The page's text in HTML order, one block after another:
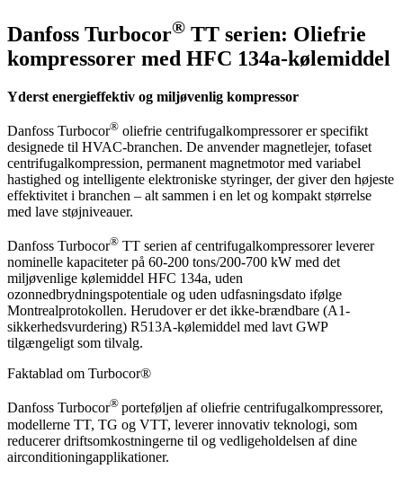
Danfoss Turbocor® TT serien: Oliefrie
kompressorer med HFC 134a-kølemiddel
Yderst energieffektiv og miljøvenlig kompressor
Danfoss Turbocor® oliefrie centrifugalkompressorer er specifikt
designede til HVAC-branchen. De anvender magnetlejer, tofaset
centrifugalkompression, permanent magnetmotor med variabel
hastighed og intelligente elektroniske styringer, der giver den højeste
effektivitet i branchen – alt sammen i en let og kompakt størrelse
med lave støjniveauer.
Danfoss Turbocor® TT serien af centrifugalkompressorer leverer
nominelle kapaciteter på 60-200 tons/200-700 kW med det
miljøvenlige kølemiddel HFC 134a, uden
ozonnedbrydningspotentiale og uden udfasningsdato ifølge
Montrealprotokollen. Herudover er det ikke-brændbare (A1-
sikkerhedsvurdering) R513A-kølemiddel med lavt GWP
tilgængeligt som tilvalg.
Faktablad om Turbocor®
Danfoss Turbocor® porteføljen af oliefrie centrifugalkompressorer,
modellerne TT, TG og VTT, leverer innovativ teknologi, som
reducerer driftsomkostningerne til og vedligeholdelsen af dine
airconditioningapplikationer.